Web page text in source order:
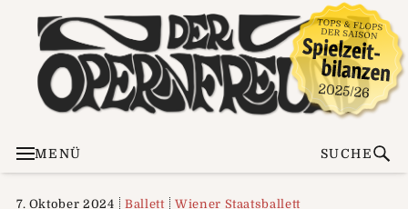
MENÜ SUCHE
7. Oktober 2024 Ballett Wiener Staatsballett